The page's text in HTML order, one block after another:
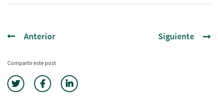
Anterior Siguiente
Compartir este post